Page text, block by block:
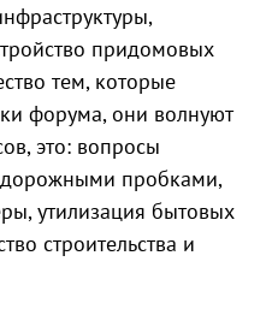
придомовых
тем, которые
форума, они волнуют
это: вопросы
дорожными пробками,
утилизация бытовых
строительства и